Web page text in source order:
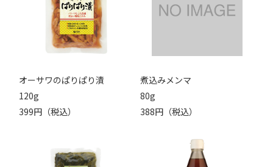
オーサワのぱりぱり漬
120g
399円（税込）
煮込みメンマ
80g
388円（税込）